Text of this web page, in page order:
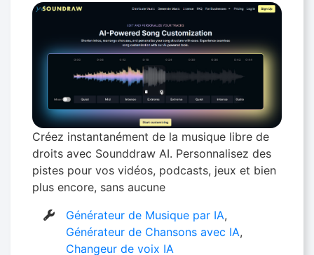
Créez instantanément de la musique libre de
droits avec Sounddraw AI. Personnalisez des
pistes pour vos vidéos, podcasts, jeux et bien
plus encore, sans aucune
Générateur de Musique par IA,
Générateur de Chansons avec IA,
Changeur de voix IA